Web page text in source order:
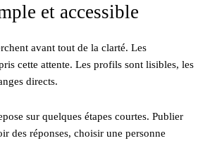
et accessible
avant tout de la clarté. Les
cette attente. Les profils sont lisibles, les
directs.
sur quelques étapes courtes. Publier
des réponses, choisir une personne